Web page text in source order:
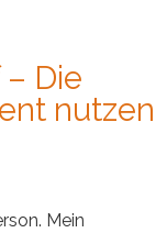
Die
nutzen
Mein